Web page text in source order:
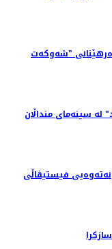
"شەوکەت
سینه‌مای منداڵان
فیستیڤاڵی